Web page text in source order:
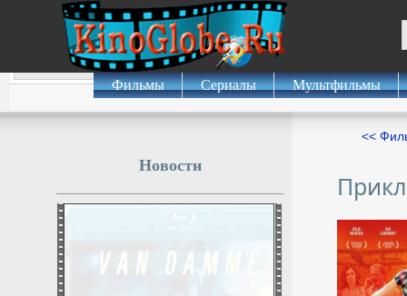
Фильмы Сериалы Мультфильмы
<<
Новости